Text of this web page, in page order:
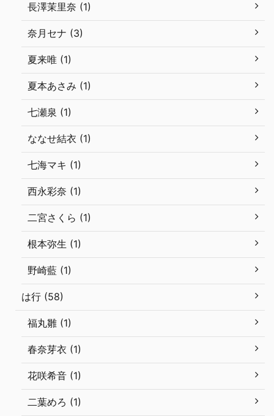
長澤茉里奈 (1)
奈月セナ (3)
夏来唯 (1)
夏本あさみ (1)
七瀬泉 (1)
ななせ結衣 (1)
七海マキ (1)
西永彩奈 (1)
二宮さくら (1)
根本弥生 (1)
野崎藍 (1)
は行 (58)
福丸雛 (1)
春奈芽衣 (1)
花咲希音 (1)
二葉めろ (1)